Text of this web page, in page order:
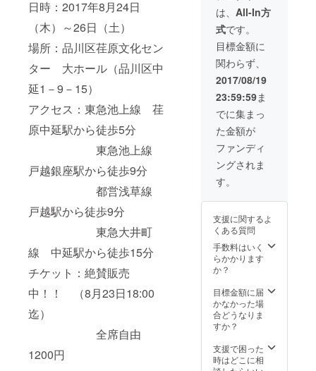
日時：2017年8月24日
（木）～26日（土）
場所：品川区荏原文化セン
ター 大ホール（品川区中
延1－9－15）
アクセス：東急池上線 荏
原中延駅から徒歩5分
東急池上線
戸越銀座駅から徒歩9分
都営浅草線
戸越駅から徒歩9分
東急大井町
線 中延駅から徒歩15分
チケット：絶賛販売
中！！ （8月23日18:00
迄）
全席自由
1200円
前記載
★プレ
ミアム
シート
ご用意
★監督
インタ
ビュー
記事冊
子 ★ノ
ミネー
ト作品
シナリ
オ本
（ノミ
うち
拳」以
外６作
品のシ
ナリ
オ）
は、 All-In方
式です。
目標金額に
関わらず、
2017/08/19
23:59:59ま
でに集まっ
た金額が
ファンディ
ングされま
す。
支援に関するよ
くある質問
手数料はいく
らかかります
か？
目標金額に届
かなかった場
合どうなりま
すか？
支援で困った
時はどこに相